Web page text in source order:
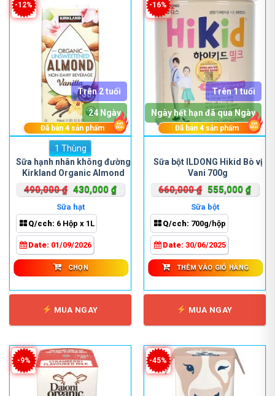
-12%
1 Thùng
Sữa hạnh nhân không đường
Kirkland Organic Almond
946ml
490,000₫ Giá
gốc
là:
490,000 ₫.
430,000 ₫Giá
430,000 ₫.
Sữa hạt
Q/cch: 6 Hộp x 1L
Date: 01/09/2026
Trên 2 tuổi
24 Ngày
Đã bán4 sản phẩm
CHỌN
Sản
phẩm
này
có
nhiều
biến
thể.
Các
tùy
chọn
có
thể
chọn
trên
sản
phẩm
MUA NGAY
-16%
Sữa bột ILDONG Hikid Bò vị
Vani 700g
660,000₫ Giá
gốc
là:
660,000 ₫.
555,000 ₫Giá
Sữa bột
Q/cch: 700g/hộp
Date: 30/06/2025
Trên 1 tuổi
Ngày hết hạn đã qua Ngày
Đã bán4 sản phẩm
THÊM VÀO GIỎ HÀNG
MUA NGAY
-9% -45%